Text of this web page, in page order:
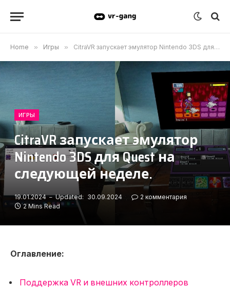
Home » Игры » CitraVR запускает эмулятор Nintendo 3DS для Quest на следующей неделе.
ИГРЫ
CitraVR запускает эмулятор
Nintendo 3DS для Quest на
следующей неделе.
19.01.2024 Updated: 30.09.2024
2 комментария
2 Mins Read
Оглавление:
Поддержка VR и внешних контроллеров